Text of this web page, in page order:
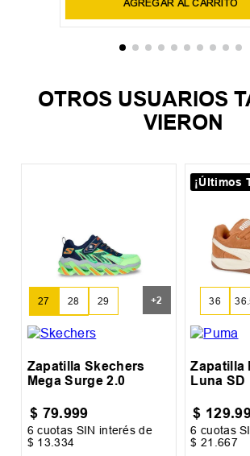
AGREGAR AL CARRITO
OTROS USUARIOS
VIERON
27 28 29
30 31
+2
Zapatilla Skechers
Mega Surge 2.0
$ 79.999
6 cuotas SIN interés de
$ 13.334
¡Últimos
36
Zapatilla
Luna SD
$ 129.
6 cuotas
$ 21 667